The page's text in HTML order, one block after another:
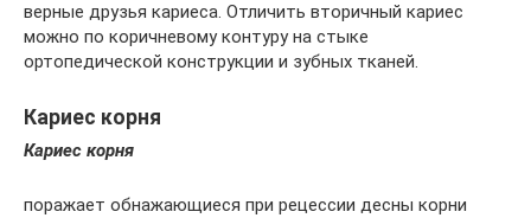
верные друзья кариеса. Отличить вторичный кариес
можно по коричневому контуру на стыке
ортопедической конструкции и зубных тканей.
Кариес корня
Кариес корня
поражает обнажающиеся при рецессии десны корни